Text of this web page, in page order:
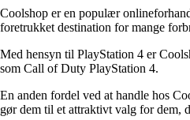
Coolshop er en populær
foretrukket destination for mange
Med hensyn til PlayStation 4 er
som Call of Duty PlayStation 4.
En anden fordel ved at handle hos
gør dem til et attraktivt valg for dem,